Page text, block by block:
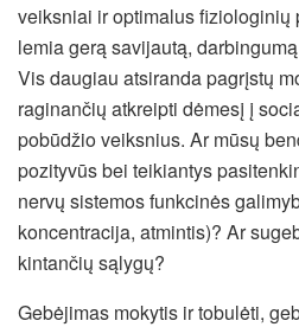
veiksniai ir optimalus fiziologinių
lemia gerą savijautą,
Vis daugiau atsiranda pagrįstų
raginančių atkreipti dėmesį į
pobūdžio veiksnius. Ar mūsų
pozityvūs bei teikiantys
nervų sistemos funkcinės
koncentracija, atmintis)? Ar
kintančių sąlygų?
Gebėjimas mokytis ir tobulėti,